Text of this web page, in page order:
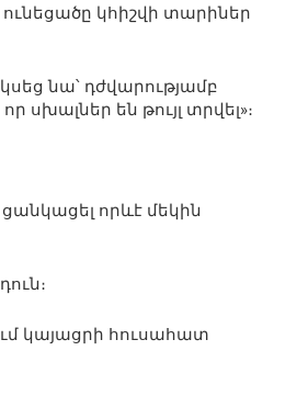
կհիշվի տարիներ
նա՝ դժվարությամբ
սխալներ են թույլ տրվել»։
ցանկացել որևէ մեկին
կայացրի հուսահատ